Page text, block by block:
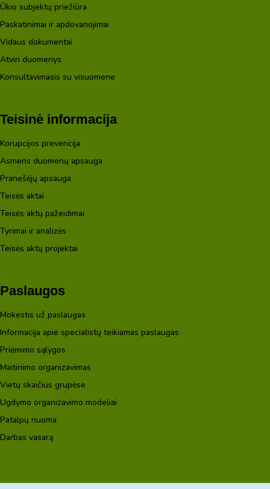
Ūkio subjektų priežiūra
Paskatinimai ir apdovanojimai
Vidaus dokumentai
Atviri duomenys
Konsultavimasis su visuomene
Teisinė informacija
Korupcijos prevencija
Asmens duomenų apsauga
Pranešėjų apsauga
Teisės aktai
Teisės aktų pažeidimai
Tyrimai ir analizės
Teisės aktų projektai
Paslaugos
Mokestis už paslaugas
Informacija apie specialistų teikiamas paslaugas
Priėmimo sąlygos
Maitinimo organizavimas
Vietų skaičius grupėse
Ugdymo organizavimo modeliai
Patalpų nuoma
Darbas vasarą